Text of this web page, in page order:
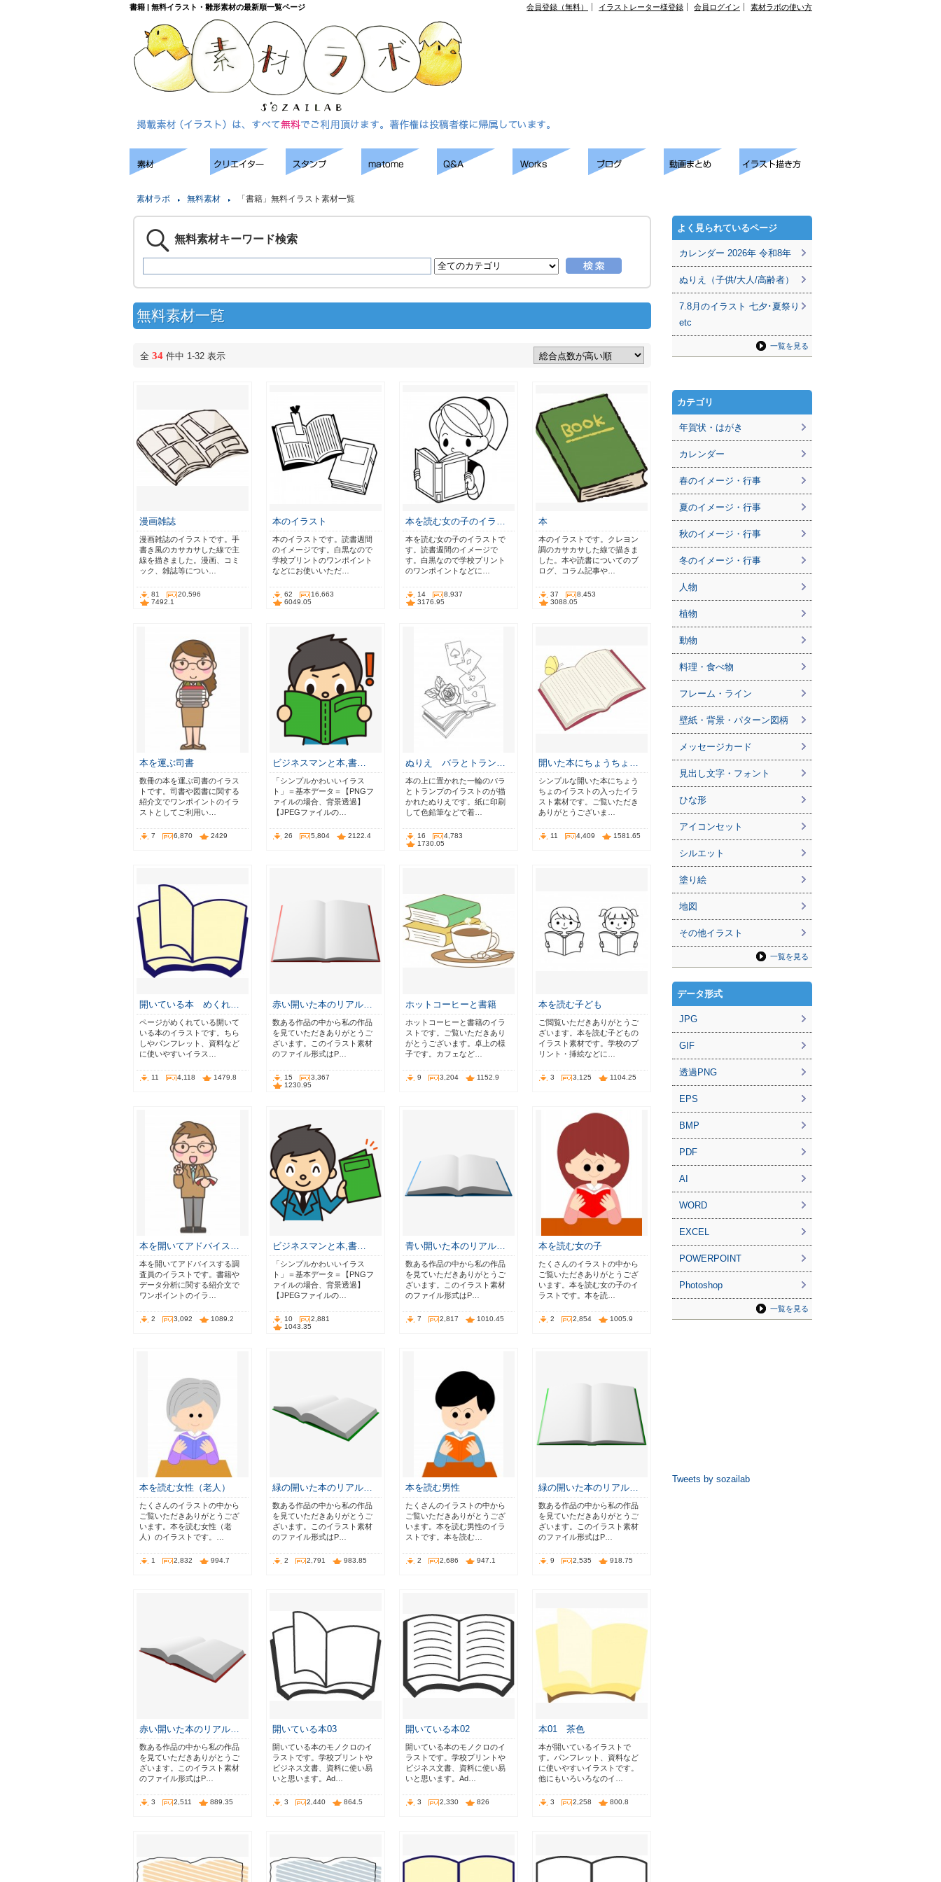
書籍 | 無料イラスト・雛形素材の最新順一覧ページ 会員登録（無料） イラストレーター様登録 会員ログイン 素材ラボの使い方
素材ラボ 無料素材 「書籍」無料イラスト素材一覧
無料素材キーワード検索
無料素材一覧
全 34 件中 1-32 表示
漫画雑誌
漫画雑誌のイラストです。手
書き風のカサカサした線で主
線を描きました。漫画、コミ
ック、雑誌等につい…
81
20,596
7492.1
本のイラスト
本のイラストです。読書週間
のイメージです。白黒なので
学校プリントのワンポイント
などにお使いいただ…
62
16,663
6049.05
本を読む女の子のイラ…
本を読む女の子のイラストで
す。読書週間のイメージで
す。白黒なので学校プリント
のワンポイントなどに…
14
8,937
3176.95
本
本のイラストです。クレヨン
調のカサカサした線で描きま
した。本や読書についてのブ
ログ、コラム記事や…
37
8,453
3088.05
本を運ぶ司書
数冊の本を運ぶ司書のイラス
トです。司書や図書に関する
紹介文でワンポイントのイラ
ストとしてご利用い…
7 6,870 2429
ビジネスマンと本,書…
「シンプルかわいいイラス
ト」＝基本データ＝【PNGフ
ァイルの場合、背景透過】
【JPEGファイルの…
26 5,804 2122.4
ぬりえ バラとトラン…
本の上に置かれた一輪のバラ
とトランプのイラストのが描
かれたぬりえです。紙に印刷
して色鉛筆などで着…
16
4,783
1730.05
開いた本にちょうちょ…
シンプルな開いた本にちょう
ちょのイラストの入ったイラ
スト素材です。ご覧いただき
ありがとうございま…
11 4,409 1581.65
開いている本 めくれ…
ページがめくれている開いて
いる本のイラストです。ちら
しやパンフレット、資料など
に使いやすいイラス…
11 4,118 1479.8
赤い開いた本のリアル…
数ある作品の中から私の作品
を見ていただきありがとうご
ざいます。このイラスト素材
のファイル形式はP…
15
3,367
1230.95
ホットコーヒーと書籍
ホットコーヒーと書籍のイラ
ストです。ご覧いただきあり
がとうございます。卓上の様
子です。カフェなど…
9 3,204 1152.9
本を読む子ども
ご閲覧いただきありがとうご
ざいます。本を読む子どもの
イラスト素材です。学校のプ
リント・挿絵などに…
3 3,125 1104.25
本を開いてアドバイス…
本を開いてアドバイスする調
査員のイラストです。書籍や
データ分析に関する紹介文で
ワンポイントのイラ…
2 3,092 1089.2
ビジネスマンと本,書…
「シンプルかわいいイラス
ト」＝基本データ＝【PNGフ
ァイルの場合、背景透過】
【JPEGファイルの…
10
2,881
1043.35
青い開いた本のリアル…
数ある作品の中から私の作品
を見ていただきありがとうご
ざいます。このイラスト素材
のファイル形式はP…
7 2,817 1010.45
本を読む女の子
たくさんのイラストの中から
ご覧いただきありがとうござ
います。本を読む女の子のイ
ラストです。本を読…
2 2,854 1005.9
本を読む女性（老人）
たくさんのイラストの中から
ご覧いただきありがとうござ
います。本を読む女性（老
人）のイラストです。…
1 2,832 994.7
緑の開いた本のリアル…
数ある作品の中から私の作品
を見ていただきありがとうご
ざいます。このイラスト素材
のファイル形式はP…
2 2,791 983.85
本を読む男性
たくさんのイラストの中から
ご覧いただきありがとうござ
います。本を読む男性のイラ
ストです。本を読む…
2 2,686 947.1
緑の開いた本のリアル…
数ある作品の中から私の作品
を見ていただきありがとうご
ざいます。このイラスト素材
のファイル形式はP…
9 2,535 918.75
赤い開いた本のリアル…
数ある作品の中から私の作品
を見ていただきありがとうご
ざいます。このイラスト素材
のファイル形式はP…
3 2,511 889.35
開いている本03
開いている本のモノクロのイ
ラストです。学校プリントや
ビジネス文書、資料に使い易
いと思います。Ad…
3 2,440 864.5
開いている本02
開いている本のモノクロのイ
ラストです。学校プリントや
ビジネス文書、資料に使い易
いと思います。Ad…
3 2,330 826
本01 茶色
本が開いているイラストで
す。パンフレット、資料など
に使いやすいイラストです。
他にもいろいろなのイ…
3 2,258 800.8
よく見られているページ
カレンダー 2026年 令和8年
ぬりえ（子供/大人/高齢者）
7.8月のイラスト 七夕･夏祭り
etc
一覧を見る
カテゴリ
年賀状・はがき
カレンダー
春のイメージ・行事
夏のイメージ・行事
秋のイメージ・行事
冬のイメージ・行事
人物
植物
動物
料理・食べ物
フレーム・ライン
壁紙・背景・パターン図柄
メッセージカード
見出し文字・フォント
ひな形
アイコンセット
シルエット
塗り絵
地図
その他イラスト
一覧を見る
データ形式
JPG
GIF
透過PNG
EPS
BMP
PDF
AI
WORD
EXCEL
POWERPOINT
Photoshop
一覧を見る
Tweets by sozailab